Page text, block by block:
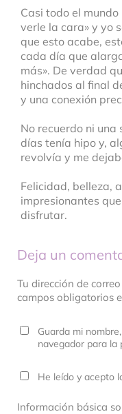
Casi todo el
verle la cara» y yo
que esto acabe,
cada día que
más». De verdad
hinchados al final
y una conexión
No recuerdo ni una
días tenía hipo y,
revolvía y me
Felicidad, belleza,
impresionantes
disfrutar.
Deja un
Tu dirección de
campos obligatorios
Guarda mi
navegador para la
He leído y acepto
Información básica